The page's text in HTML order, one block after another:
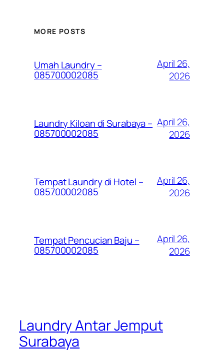
MORE POSTS
Umah Laundry –
085700002085
April 26,
2026
Laundry Kiloan di Surabaya –
085700002085
April 26,
2026
Tempat Laundry di Hotel –
085700002085
April 26,
2026
Tempat Pencucian Baju –
085700002085
April 26,
2026
Laundry Antar Jemput
Surabaya